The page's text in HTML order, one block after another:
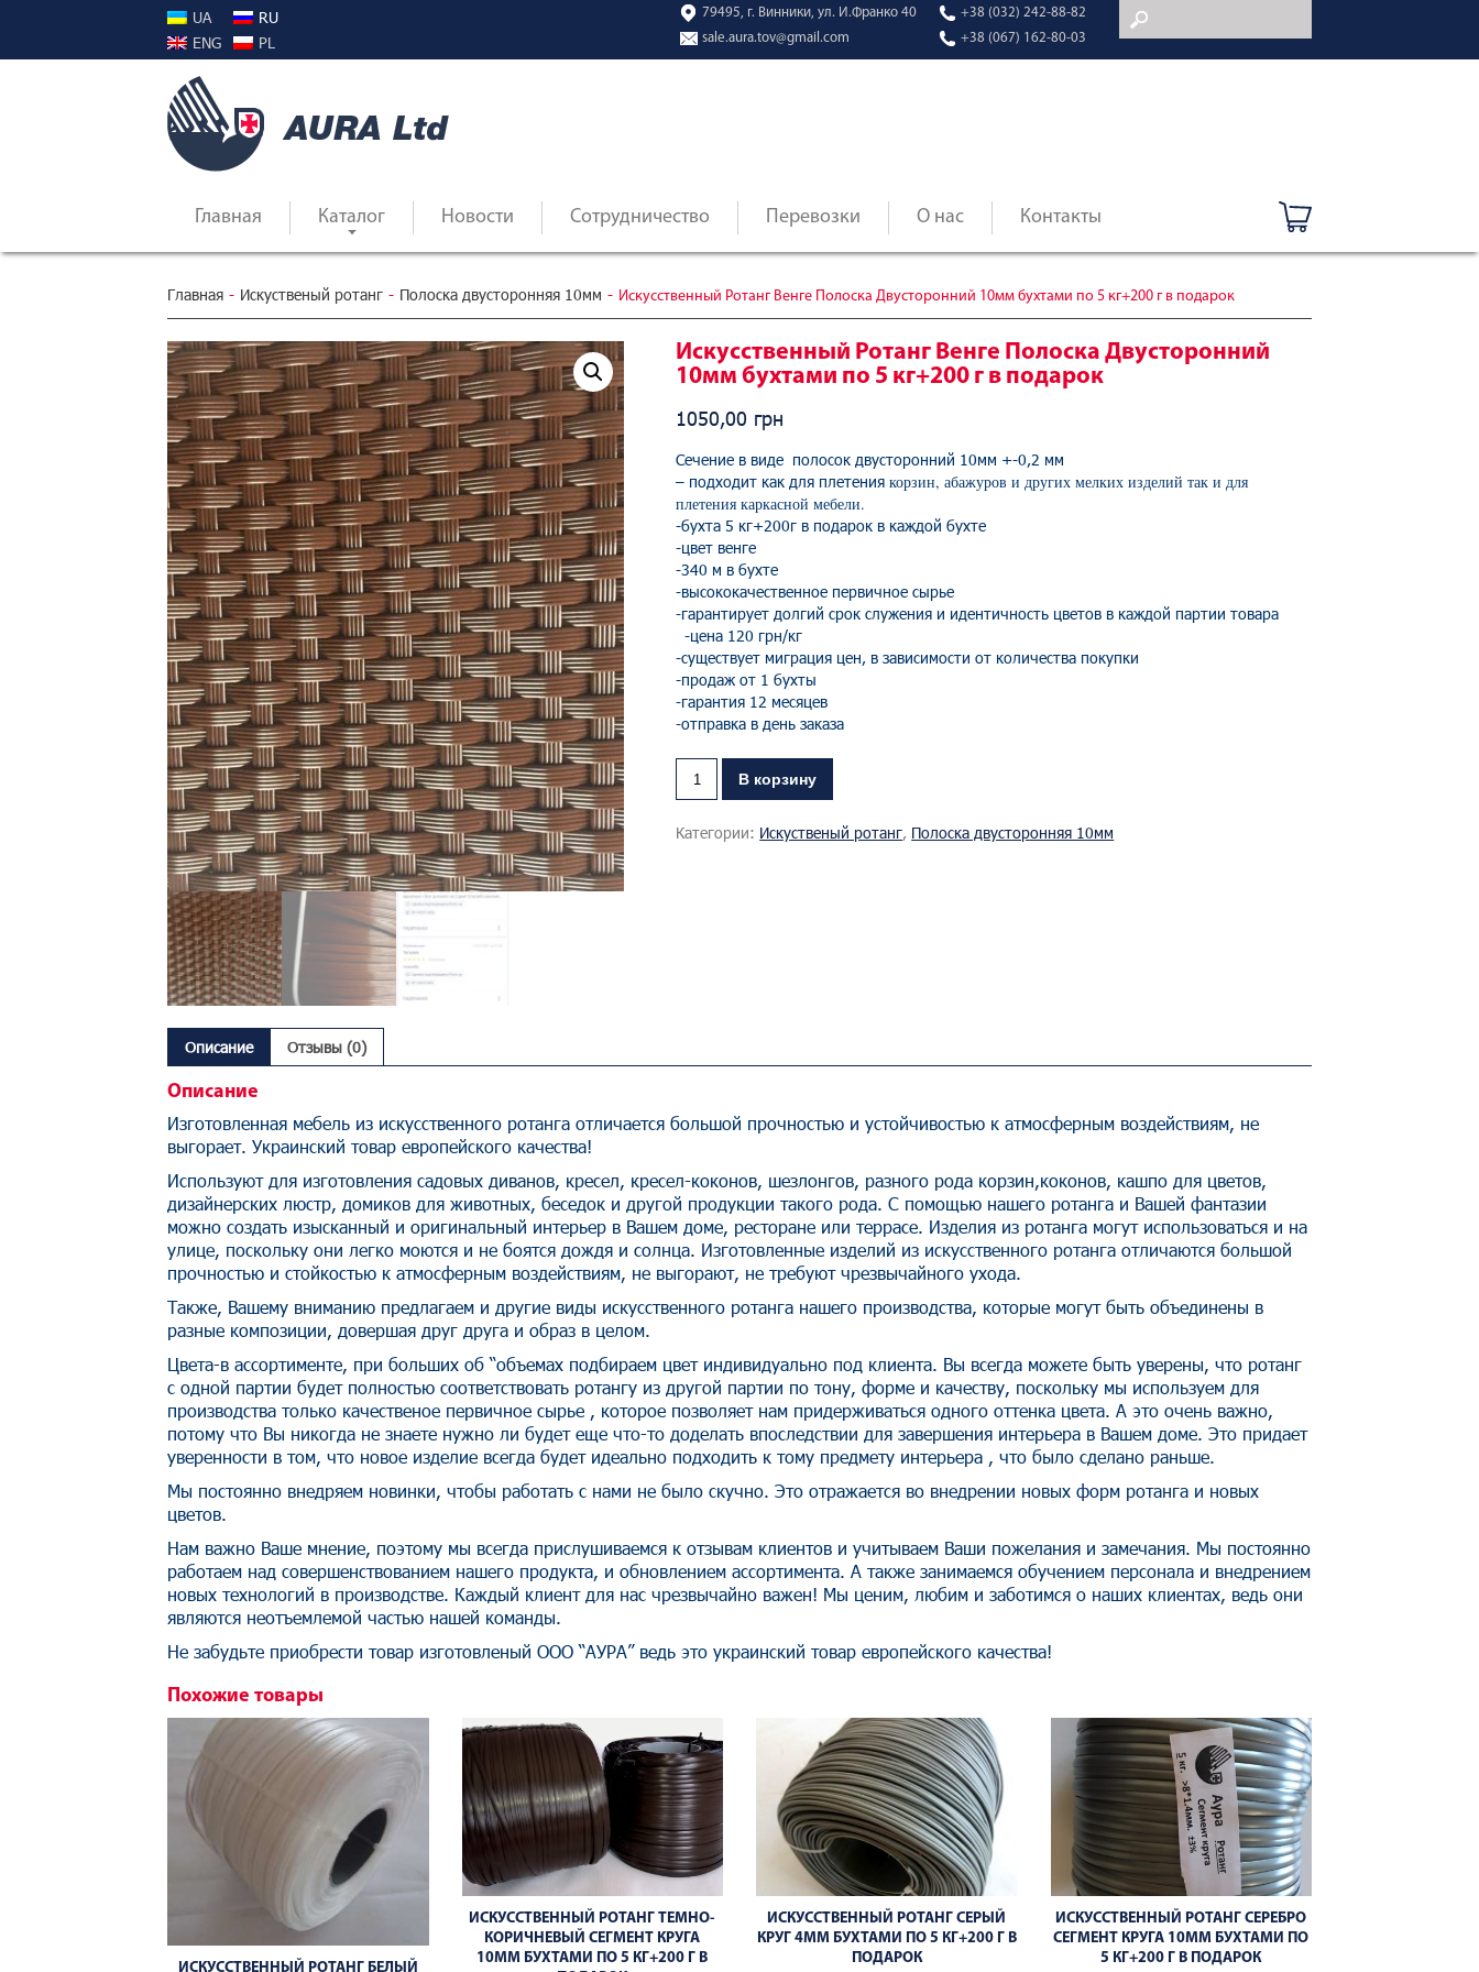
UA
RU
ENG
PL
79495, г. Винники, ул. И.Франко 40
sale.aura.tov@gmail.com
+38 (032) 242-88-82
+38 (067) 162-80-03
Главная Каталог Новости Сотрудничество Перевозки О нас Контакты
Главная - Искуственый ротанг - Полоска двусторонняя 10мм - Искусственный Ротанг Венге Полоска Двусторонний 10мм бухтами по 5 кг+200 г в подарок
Искусственный Ротанг Венге Полоска Двусторонний
10мм бухтами по 5 кг+200 г в подарок
1050,00 грн
Сечение в виде полосок двусторонний 10мм +-0,2 мм
– подходит как для плетениякорзин, абажуров и других мелких изделий так и для
плетения каркасной мебели.
-бухта 5 кг+200г в подарок в каждой бухте
-цвет венге
-340 м в бухте
-высококачественное первичное сырье
-гарантирует долгий срок служения и идентичность цветов в каждой партии товара
-цена 120 грн/кг
-существует миграция цен, в зависимости от количества покупки
-продаж от 1 бухты
-гарантия 12 месяцев
-отправка в день заказа
В корзину
Категории: Искуственый ротанг, Полоска двусторонняя 10мм
Описание Отзывы (0)
Описание
Изготовленная мебель из искусственного ротанга отличается большой прочностью и устойчивостью к атмосферным воздействиям, не
выгорает. Украинский товар европейского качества!
Используют для изготовления садовых диванов, кресел, кресел-коконов, шезлонгов, разного рода корзин,коконов, кашпо для цветов,
дизайнерских люстр, домиков для животных, беседок и другой продукции такого рода. С помощью нашего ротанга и Вашей фантазии
можно создать изысканный и оригинальный интерьер в Вашем доме, ресторане или террасе. Изделия из ротанга могут использоваться и на
улице, поскольку они легко моются и не боятся дождя и солнца. Изготовленные изделий из искусственного ротанга отличаются большой
прочностью и стойкостью к атмосферным воздействиям, не выгорают, не требуют чрезвычайного ухода.
Также, Вашему вниманию предлагаем и другие виды искусственного ротанга нашего производства, которые могут быть объединены в
разные композиции, довершая друг друга и образ в целом.
Цвета-в ассортименте, при больших об “объемах подбираем цвет индивидуально под клиента. Вы всегда можете быть уверены, что ротанг
с одной партии будет полностью соответствовать ротангу из другой партии по тону, форме и качеству, поскольку мы используем для
производства только качественое первичное сырье , которое позволяет нам придерживаться одного оттенка цвета. А это очень важно,
потому что Вы никогда не знаете нужно ли будет еще что-то доделать впоследствии для завершения интерьера в Вашем доме. Это придает
уверенности в том, что новое изделие всегда будет идеально подходить к тому предмету интерьера , что было сделано раньше.
Мы постоянно внедряем новинки, чтобы работать с нами не было скучно. Это отражается во внедрении новых форм ротанга и новых
цветов.
Нам важно Ваше мнение, поэтому мы всегда прислушиваемся к отзывам клиентов и учитываем Ваши пожелания и замечания. Мы постоянно
работаем над совершенствованием нашего продукта, и обновлением ассортимента. А также занимаемся обучением персонала и внедрением
новых технологий в производстве. Каждый клиент для нас чрезвычайно важен! Мы ценим, любим и заботимся о наших клиентах, ведь они
являются неотъемлемой частью нашей команды.
Не забудьте приобрести товар изготовленый ООО “АУРА” ведь это украинский товар европейского качества!
Похожие товары
ИСКУССТВЕННЫЙ РОТАНГ БЕЛЫЙ
ИСКУССТВЕННЫЙ РОТАНГ ТЕМНО-
КОРИЧНЕВЫЙ СЕГМЕНТ КРУГА
10ММ БУХТАМИ ПО 5 КГ+200 Г В
ИСКУССТВЕННЫЙ РОТАНГ СЕРЫЙ
КРУГ 4ММ БУХТАМИ ПО 5 КГ+200 Г В
ПОДАРОК
ИСКУССТВЕННЫЙ РОТАНГ СЕРЕБРО
СЕГМЕНТ КРУГА 10ММ БУХТАМИ ПО
5 КГ+200 Г В ПОДАРОК